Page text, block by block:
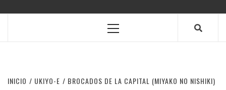
Menú
INICIO UKIYO-E BROCADOS DE LA CAPITAL (MIYAKO NO NISHIKI)